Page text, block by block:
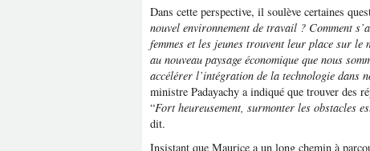
Dans cette perspective, il soulève certaines
nouvel environnement de travail ? Comment
femmes et les jeunes trouvent leur place sur
au nouveau paysage économique que nous
accélérer l’intégration de la technologie dans
ministre Padayachy a indiqué que trouver des
“Fort heureusement, surmonter les obstacles
dit.
Insistant que Maurice a un long chemin à